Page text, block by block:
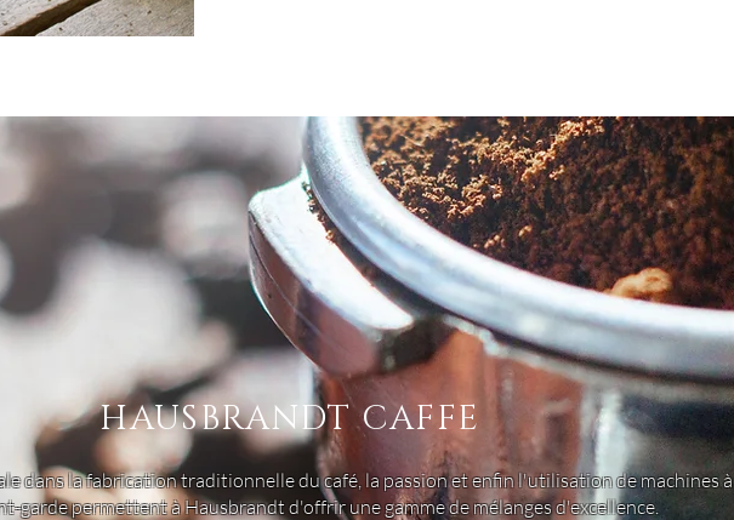
HAUSBRANDT CAFFE
dans la fabrication traditionnelle du café, la passion et enfin l'utilisation de machines à
garde permettent à Hausbrandt d'offrir une gamme de mélanges d'excellence.